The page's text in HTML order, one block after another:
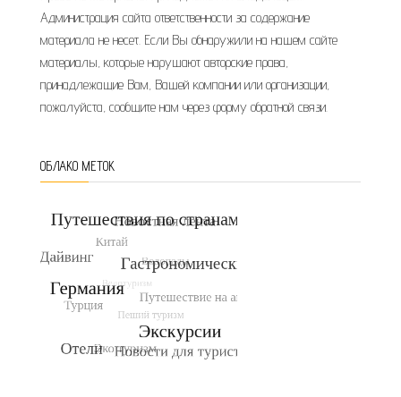
Администрация сайта ответственности за содержание
материала не несет. Если Вы обнаружили на нашем сайте
материалы, которые нарушают авторские права,
принадлежащие Вам, Вашей компании или организации,
пожалуйста, сообщите нам через форму обратной связи.
ОБЛАКО МЕТОК